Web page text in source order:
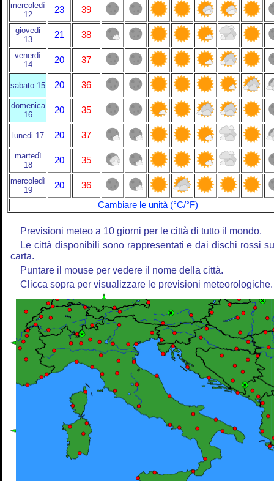
mercoledì
12
23 39
giovedi
13
21 38
venerdì
14
20 37
sabato 15 20 36
domenica
16
20 35
lunedi 17 20 37
martedì
18
20 35
mercoledì
19
20
36
Cambiare le unità (°C/°F)
Previsioni meteo a 10 giorni per le città di tutto il mondo.
Le città disponibili sono rappresentati e dai dischi rossi
carta.
Puntare il mouse per vedere il nome della città.
Clicca sopra per visualizzare le previsioni meteorologiche.